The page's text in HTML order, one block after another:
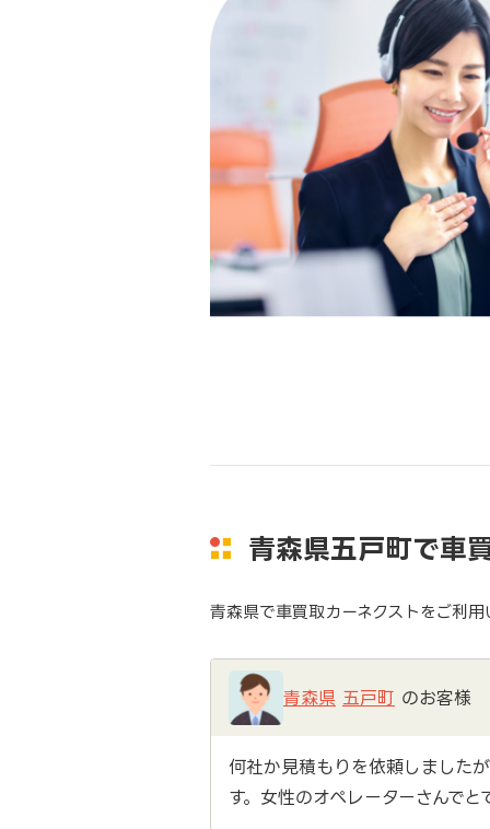
青森県五戸町で車
青森県で車買取カーネクストをご利
青森県 五戸町 のお客様
何社か見積もりを依頼しました
す。女性のオペレーターさんで